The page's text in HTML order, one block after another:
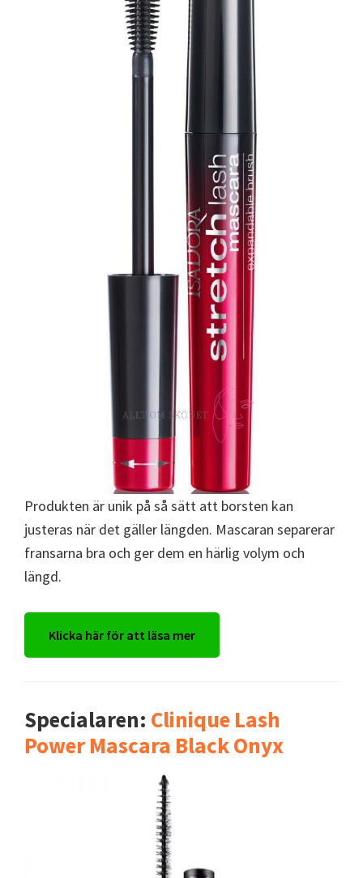
Produkten är unik på så sätt att borsten kan
justeras när det gäller längden. Mascaran separerar
fransarna bra och ger dem en härlig volym och
längd.
Klicka här för att läsa mer
Specialaren: Clinique Lash
Power Mascara Black Onyx